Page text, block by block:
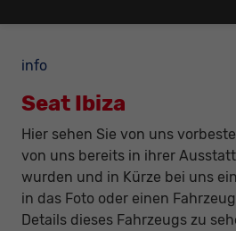
info
Seat Ibiza
Hier sehen Sie von uns
von uns bereits in ihrer
wurden und in Kürze bei uns
in das Foto oder einen
Details dieses Fahrzeugs zu